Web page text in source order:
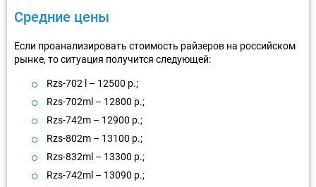
Средние цены
Если проанализировать стоимость райзеров на российском
рынке, то ситуация получится следующей:
Rzs-702 l – 12500 р.;
Rzs-702ml – 12800 р.;
Rzs-742m – 12900 р.;
Rzs-802m – 13100 р.;
Rzs-832ml – 13300 р.;
Rzs-742ml – 13090 р.;